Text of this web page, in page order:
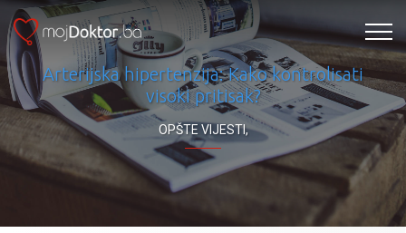
Arterijska hipertenzija: Kako kontrolisati
visoki pritisak?
OPŠTE VIJESTI,